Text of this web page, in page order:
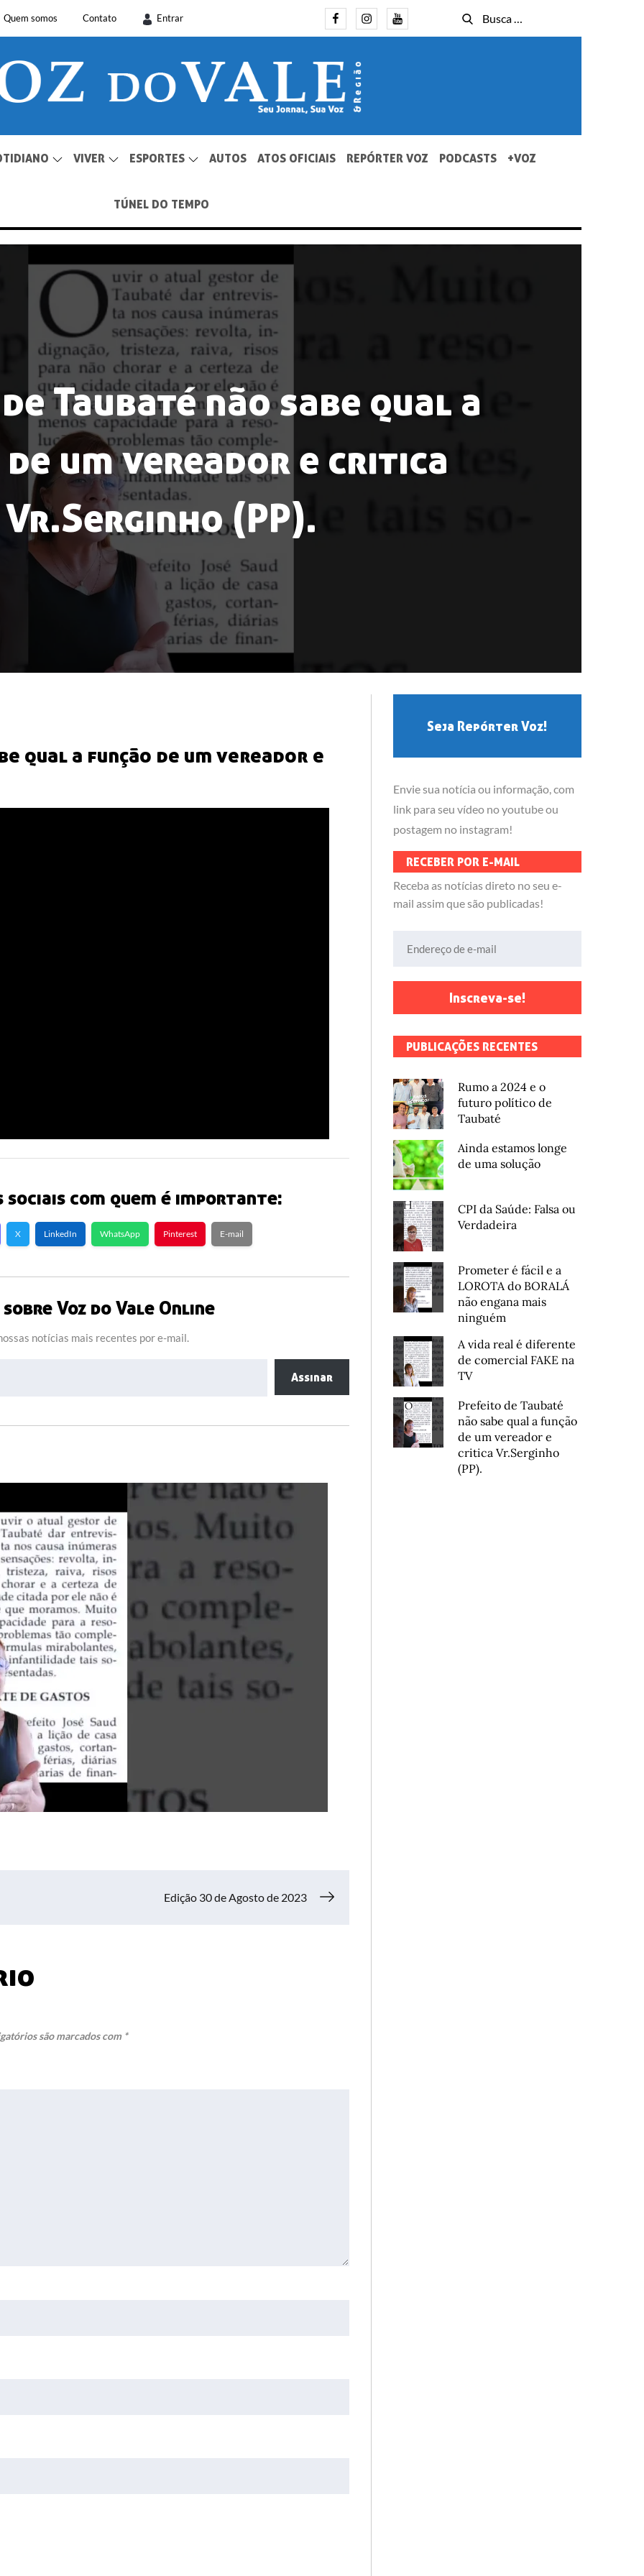
Quem somos Contato Entrar FacebookInstagramYoutube
Busca
for:
Busca
VIVER ESPORTES AUTOS ATOS OFICIAIS REPÓRTER VOZ PODCASTS +VOZ
TÚNEL DO TEMPO
Taubaté não sabe qual a
um vereador e critica
Vr.Serginho (PP).
qual a função de um vereador e
com quem é importante:
X LinkedIn WhatsApp Pinterest E-mail
Voz do Vale Online
notícias mais recentes por e-mail.
Assinar
Edição 30 de Agosto de 2023
são marcados com *
Seja Repórter Voz!
Envie sua notícia ou informação, com
link para seu vídeo no youtube ou
postagem no instagram!
RECEBER POR E-MAIL
Receba as notícias direto no seu e-
mail assim que são publicadas!
Inscreva-se!
PUBLICAÇÕES RECENTES
Rumo a 2024 e o
futuro político de
Taubaté
Ainda estamos longe
de uma solução
CPI da Saúde: Falsa ou
Verdadeira
Prometer é fácil e a
LOROTA do BORALÁ
não engana mais
ninguém
A vida real é diferente
de comercial FAKE na
TV
Prefeito de Taubaté
não sabe qual a função
de um vereador e
critica Vr.Serginho
(PP).